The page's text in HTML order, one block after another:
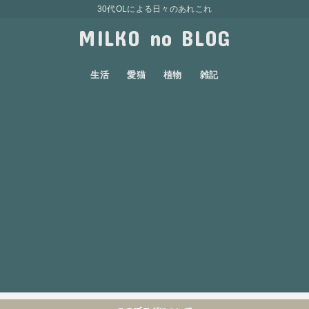
30代OLによる日々のあれこれ
MILKO no BLOG
生活 愛猫 植物 雑記